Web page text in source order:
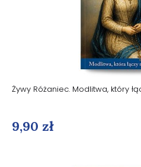
Żywy Różaniec. Modlitwa, który
9,90 zł